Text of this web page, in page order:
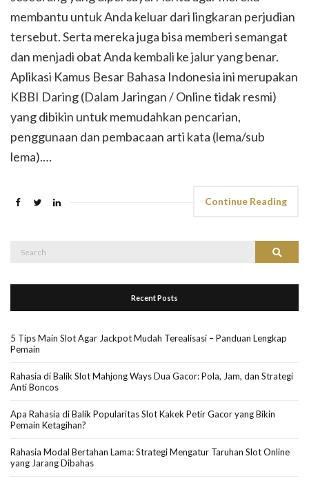
membantu untuk Anda keluar dari lingkaran perjudian
tersebut. Serta mereka juga bisa memberi semangat
dan menjadi obat Anda kembali ke jalur yang benar.
Aplikasi Kamus Besar Bahasa Indonesia ini merupakan
KBBI Daring (Dalam Jaringan / Online tidak resmi)
yang dibikin untuk memudahkan pencarian,
penggunaan dan pembacaan arti kata (lema/sub
lema).…
Continue Reading
Search
Recent Posts
5 Tips Main Slot Agar Jackpot Mudah Terealisasi – Panduan Lengkap
Pemain
Rahasia di Balik Slot Mahjong Ways Dua Gacor: Pola, Jam, dan Strategi
Anti Boncos
Apa Rahasia di Balik Popularitas Slot Kakek Petir Gacor yang Bikin
Pemain Ketagihan?
Rahasia Modal Bertahan Lama: Strategi Mengatur Taruhan Slot Online
yang Jarang Dibahas